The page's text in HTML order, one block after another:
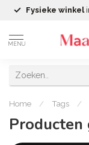
Fysieke winkel
MENU
Home / Tags /